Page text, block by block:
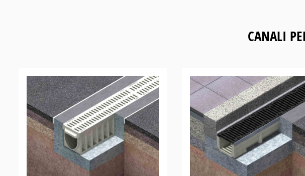
CANALI